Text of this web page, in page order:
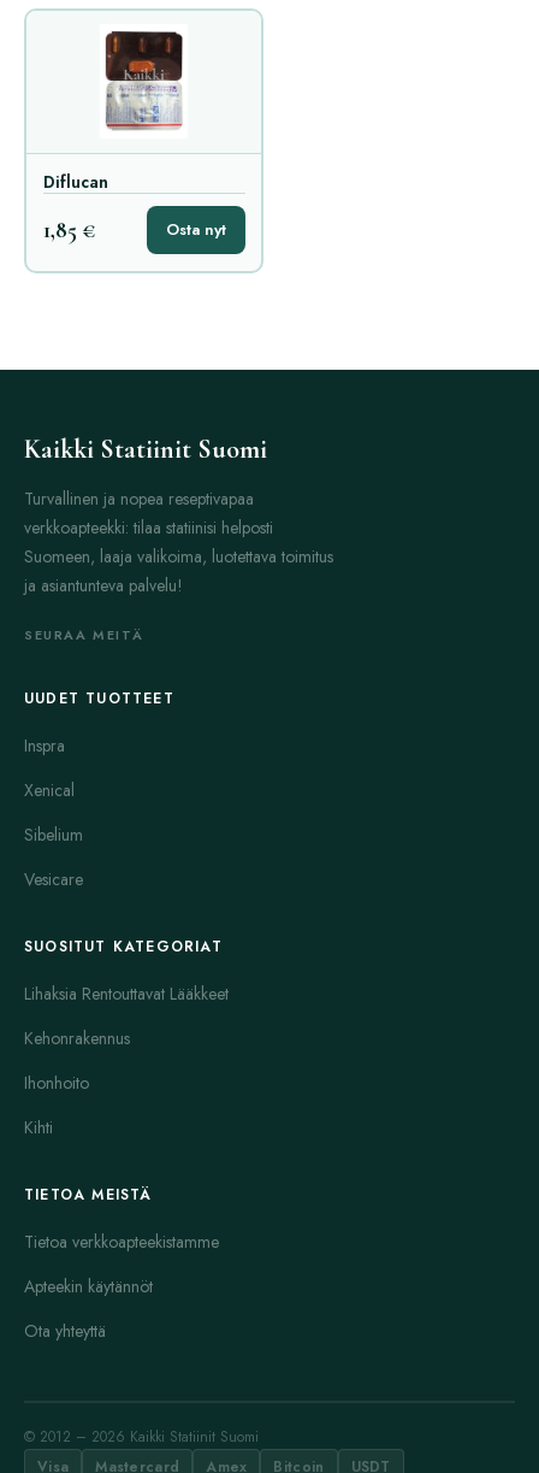
Diflucan
1,85 € Osta nyt
Kaikki Statiinit Suomi
Turvallinen ja nopea reseptivapaa
verkkoapteekki: tilaa statiinisi helposti
Suomeen, laaja valikoima, luotettava toimitus
ja asiantunteva palvelu!
SEURAA MEITÄ
UUDET TUOTTEET
Inspra
Xenical
Sibelium
Vesicare
SUOSITUT KATEGORIAT
Lihaksia Rentouttavat Lääkkeet
Kehonrakennus
Ihonhoito
Kihti
TIETOA MEISTÄ
Tietoa verkkoapteekistamme
Apteekin käytännöt
Ota yhteyttä
© 2012 – 2026 Kaikki Statiinit Suomi
Visa
Mastercard Amex Bitcoin USDT